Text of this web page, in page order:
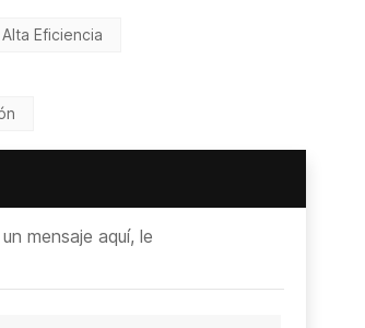
Eficiencia
mensaje aquí, le